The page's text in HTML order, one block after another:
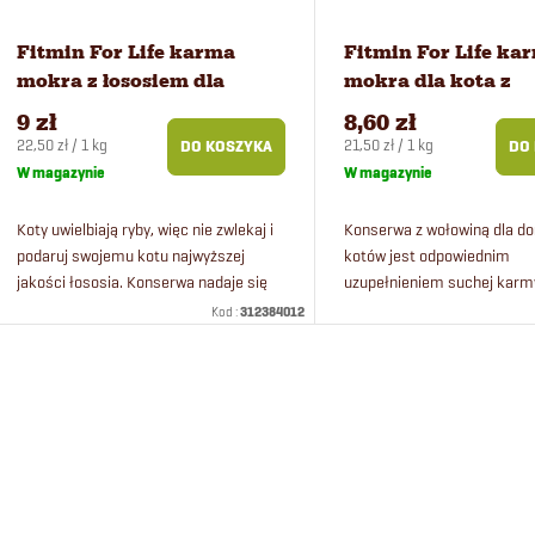
Fitmin For Life karma
mokra z łososiem dla
kotów sterylizowanych
400 g
9 zł
Cena
jednostkowa:
22,50 zł / 1 kg
W magazynie
DO KOSZYKA
Koty uwielbiają ryby, więc nie zwlekaj i
podaruj swojemu kotu najwyższej
jakości łososia. Konserwa nadaje się
również dla kotów wykastrowanych.
Kod :312384012
Fitmin For Life
mokra dla kota z
wołowiną 400 g
8,60 zł
Cena
jednostkowa:
21,50 zł / 1 kg
W magazynie
DO
Konserwa z wołowiną dla
kotów jest odpowiednim
uzupełnieniem suchej
Nie zwlekaj i podaruj